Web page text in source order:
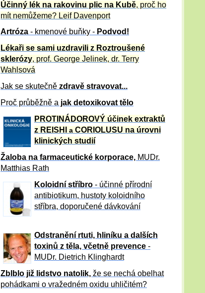
Účinný lék na rakovinu plic na Kubě, proč ho
mít nemůžeme? Leif Davenport
Artróza - kmenové buňky - Podvod!
Lékaři se sami uzdravili z Roztroušené
sklerózy, prof. George Jelinek, dr. Terry
Wahlsová
Jak se skutečně zdravě stravovat...
Proč průběžně a jak detoxikovat tělo
PROTINÁDOROVÝ účinek extraktů
z REISHI a CORIOLUSU na úrovni
klinických studií
Žaloba na farmaceutické korporace, MUDr.
Matthias Rath
Koloidní stříbro- účinné přírodní
antibiotikum, hustoty koloidního
stříbra, doporučené dávkování
Odstranění rtuti, hliníku a dalších
toxinů z těla, včetně prevence -
MUDr. Dietrich Klinghardt
Zblblo již lidstvo natolik, že se nechá obelhat
pohádkami o vražedném oxidu uhličitém?